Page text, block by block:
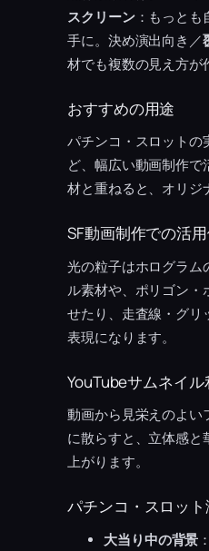
スクリーン：もっとも
手に。決め演出向き／
材でも複数の見え方が
おすすめの用途
パチンコ・スロットの
ど、幅広い動画制作
材と重ねると、オリジ
SF動画制作での活
光の粒子はホログラム
ル素材や、ポリゴン
せたり、走査線・グリ
表現になります。
YouTubeサムネイル
動画から見栄えのよい
に散らすと、立体感
上がります。
パチンコ・スロッ
大当り中の背景